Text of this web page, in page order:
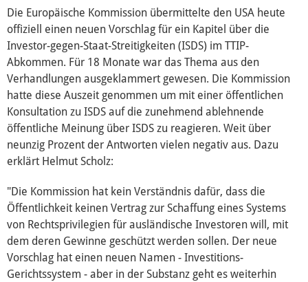
Wahl 2019
Wahl 2014
ACTA
Konstitutionelle Fragen (EP)
TTIP
Die Europäische Kommission übermittelte den USA heute
offiziell einen neuen Vorschlag für ein Kapitel über die
Investor-gegen-Staat-Streitigkeiten (ISDS) im TTIP-
Abkommen. Für 18 Monate war das Thema aus den
Verhandlungen ausgeklammert gewesen. Die Kommission
hatte diese Auszeit genommen um mit einer öffentlichen
Konsultation zu ISDS auf die zunehmend ablehnende
öffentliche Meinung über ISDS zu reagieren. Weit über
neunzig Prozent der Antworten vielen negativ aus. Dazu
erklärt Helmut Scholz:
"Die Kommission hat kein Verständnis dafür, dass die
Öffentlichkeit keinen Vertrag zur Schaffung eines Systems
von Rechtsprivilegien für ausländische Investoren will, mit
dem deren Gewinne geschützt werden sollen. Der neue
Vorschlag hat einen neuen Namen - Investitions-
Gerichtssystem - aber in der Substanz geht es weiterhin